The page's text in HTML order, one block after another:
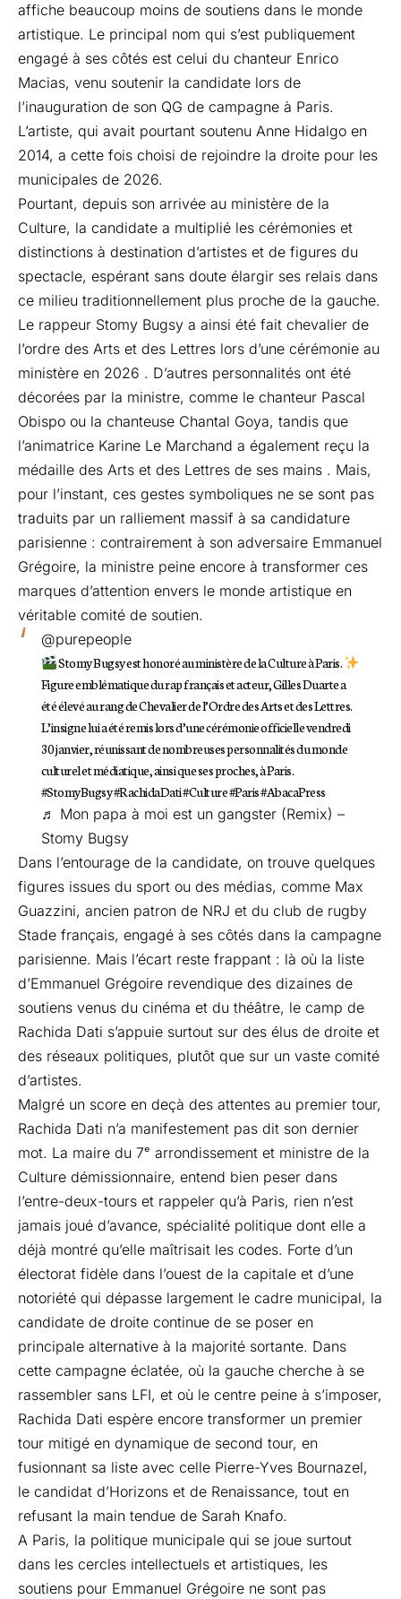
affiche beaucoup moins de soutiens dans le monde
artistique. Le principal nom qui s’est publiquement
engagé à ses côtés est celui du chanteur Enrico
Macias, venu soutenir la candidate lors de
l’inauguration de son QG de campagne à Paris.
L’artiste, qui avait pourtant soutenu Anne Hidalgo en
2014, a cette fois choisi de rejoindre la droite pour les
municipales de 2026.
Pourtant, depuis son arrivée au ministère de la
Culture, la candidate a multiplié les cérémonies et
distinctions à destination d’artistes et de figures du
spectacle, espérant sans doute élargir ses relais dans
ce milieu traditionnellement plus proche de la gauche.
Le rappeur Stomy Bugsy a ainsi été fait chevalier de
l’ordre des Arts et des Lettres lors d’une cérémonie au
ministère en 2026 . D’autres personnalités ont été
décorées par la ministre, comme le chanteur Pascal
Obispo ou la chanteuse Chantal Goya, tandis que
l’animatrice Karine Le Marchand a également reçu la
médaille des Arts et des Lettres de ses mains . Mais,
pour l’instant, ces gestes symboliques ne se sont pas
traduits par un ralliement massif à sa candidature
parisienne : contrairement à son adversaire Emmanuel
Grégoire, la ministre peine encore à transformer ces
marques d’attention envers le monde artistique en
véritable comité de soutien.
@purepeople
Stomy Bugsy est honoré au ministère de la Culture à Paris.
Figure emblématique du rap français et acteur, Gilles Duarte a
été élevé au rang de Chevalier de l’Ordre des Arts et des Lettres.
L’insigne lui a été remis lors d’une cérémonie officielle vendredi
30 janvier, réunissant de nombreuses personnalités du monde
culturel et médiatique, ainsi que ses proches, à Paris.
#StomyBugsy#RachidaDati#Culture#Paris#AbacaPress
♬ Mon papa à moi est un gangster (Remix) –
Stomy Bugsy
Dans l’entourage de la candidate, on trouve quelques
figures issues du sport ou des médias, comme Max
Guazzini, ancien patron de NRJ et du club de rugby
Stade français, engagé à ses côtés dans la campagne
parisienne. Mais l’écart reste frappant : là où la liste
d’Emmanuel Grégoire revendique des dizaines de
soutiens venus du cinéma et du théâtre, le camp de
Rachida Dati s’appuie surtout sur des élus de droite et
des réseaux politiques, plutôt que sur un vaste comité
d’artistes.
Malgré un score en deçà des attentes au premier tour,
Rachida Dati n’a manifestement pas dit son dernier
mot. La maire du 7ᵉ arrondissement et ministre de la
Culture démissionnaire, entend bien peser dans
l’entre-deux-tours et rappeler qu’à Paris, rien n’est
jamais joué d’avance, spécialité politique dont elle a
déjà montré qu’elle maîtrisait les codes. Forte d’un
électorat fidèle dans l’ouest de la capitale et d’une
notoriété qui dépasse largement le cadre municipal, la
candidate de droite continue de se poser en
principale alternative à la majorité sortante. Dans
cette campagne éclatée, où la gauche cherche à se
rassembler sans LFI, et où le centre peine à s’imposer,
Rachida Dati espère encore transformer un premier
tour mitigé en dynamique de second tour, en
fusionnant sa liste avec celle Pierre-Yves Bournazel,
le candidat d’Horizons et de Renaissance, tout en
refusant la main tendue de Sarah Knafo.
A Paris, la politique municipale qui se joue surtout
dans les cercles intellectuels et artistiques, les
soutiens pour Emmanuel Grégoire ne sont pas